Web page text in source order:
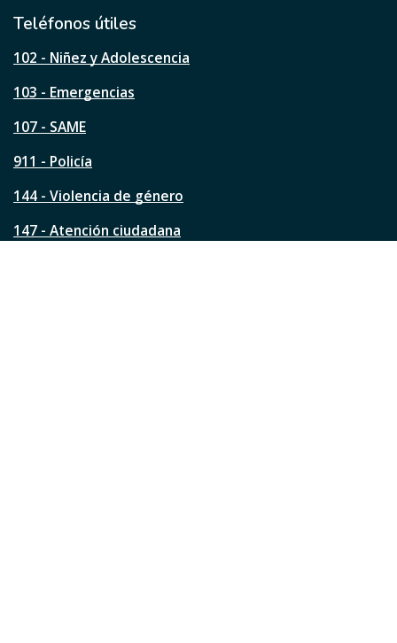
l
s
a
á
i
a
Teléfonos útiles
102 - Niñez y Adolescencia
103 - Emergencias
107 - SAME
911 - Policía
144 - Violencia de género
147 - Atención ciudadana